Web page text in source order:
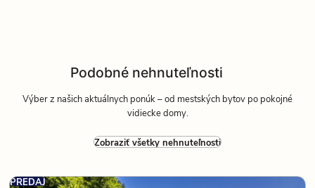
Podobné nehnuteľnosti
Výber z našich aktuálnych ponúk – od mestských bytov po pokojné
vidiecke domy.
Zobraziť všetky nehnuteľnosti
PREDAJ